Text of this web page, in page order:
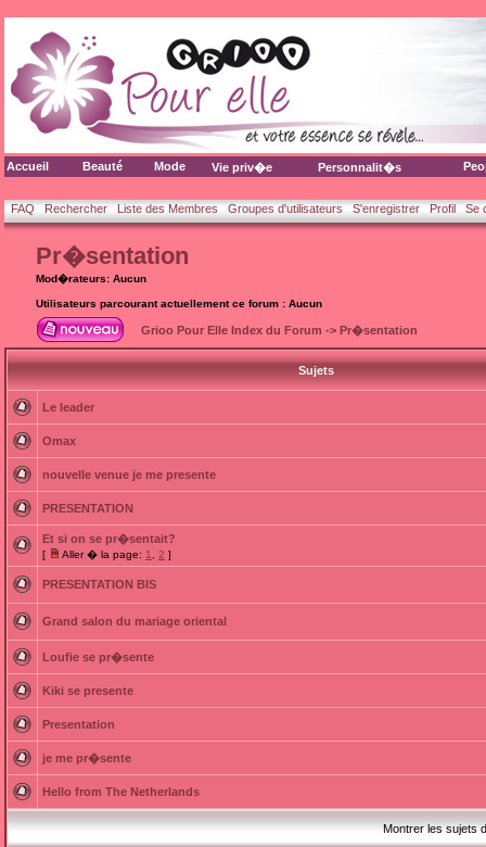
Accueil Beauté Mode Vie priv�e Personnalit�s
FAQ Rechercher Liste des Membres Groupes d'utilisateurs S'enregistrer Profil Se
Pr�sentation
Mod�rateurs: Aucun
Utilisateurs parcourant actuellement ce forum : Aucun
Grioo Pour Elle Index du Forum -> Pr�sentation
Sujets
Le leader
Omax
nouvelle venue je me presente
PRESENTATION
Et si on se pr�sentait?
[ Aller � la page: 1 2 ]
PRESENTATION BIS
Grand salon du mariage oriental
Loufie se pr�sente
Kiki se presente
Presentation
je me pr�sente
Hello from The Netherlands
Montrer les sujets